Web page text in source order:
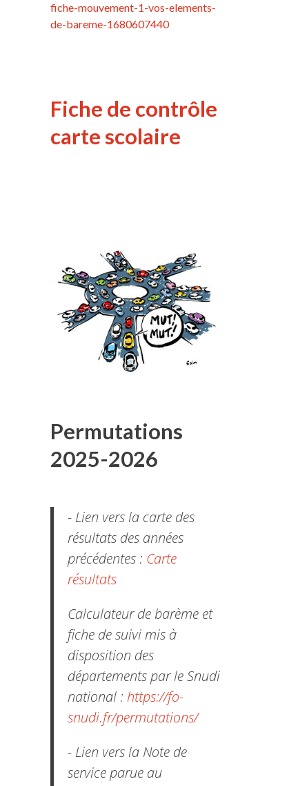
fiche-mouvement-1-vos-elements-
de-bareme-1680607440
Fiche de contrôle
carte scolaire
Permutations
2025-2026
- Lien vers la carte des
résultats des années
précédentes : Carte
résultats
Calculateur de barème et
fiche de suivi mis à
disposition des
départements par le Snudi
national : https://fo-
snudi.fr/permutations/
- Lien vers la Note de
service parue au